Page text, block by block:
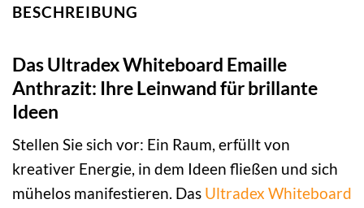
BESCHREIBUNG
Das Ultradex Whiteboard Emaille
Anthrazit: Ihre Leinwand für brillante
Ideen
Stellen Sie sich vor: Ein Raum, erfüllt von
kreativer Energie, in dem Ideen fließen und sich
mühelos manifestieren. Das Ultradex Whiteboard